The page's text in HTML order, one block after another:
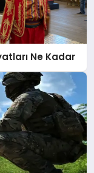
Ne Kadar